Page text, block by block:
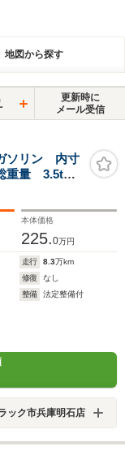
地図から探す
更新時に
メール受信
リン 内寸
重量 3.5t
1TR
本体価格
225.0万円
走行 8.3万km
修復
なし
整備
法定整備付
ック市兵庫明石店